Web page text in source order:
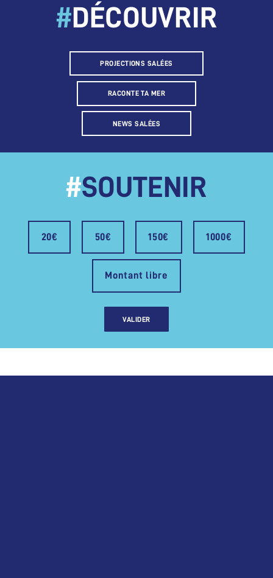
# DÉCOUVRIR
PROJECTIONS SALÉES
RACONTE TA MER
NEWS SALÉES
#SOUTENIR
20€ 50€ 150€ 1000€
Montant libre
VALIDER